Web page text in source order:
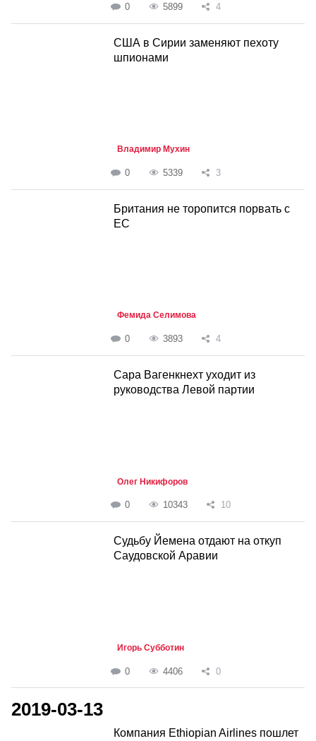
0 5899 4
США в Сирии заменяют пехоту
шпионами
Владимир Мухин
0 5339 3
Британия не торопится порвать с
ЕС
Фемида Селимова
0 3893 4
Сара Вагенкнехт уходит из
руководства Левой партии
Олег Никифоров
0 10343 10
Судьбу Йемена отдают на откуп
Саудовской Аравии
Игорь Субботин
0 4406 0
2019-03-13
Компания Ethiopian Airlines пошлет